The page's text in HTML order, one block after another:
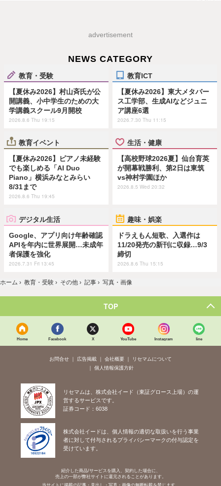
advertisement
NEWS CATEGORY
教育・受験
【夏休み2026】村山斉氏が公
開講義、小中学生のための大
学講義スクール9月開校
2026.8.6 Thu 19:15
教育ICT
【夏休み2026】東大メタバー
ス工学部、生成AIなどジュニ
ア講座6選
2026.7.30 Thu 11:15
教育イベント
【夏休み2026】ピアノ未経験
でも楽しめる「AI Duo
Piano」横浜みなとみらい
8/31まで
2026.8.6 Thu 19:45
生活・健康
【高校野球2026夏】仙台育英
が開幕戦勝利、第2日は東筑
vs神村学園ほか
2026.8.5 Wed 20:32
デジタル生活
Google、アプリ向け年齢確認
APIを年内に世界展開…未成年
者保護を強化
2026.7.31 Fri 13:45
趣味・娯楽
ドラえもん短歌、入選作は
11/20発売の新刊に収録…9/3
締切
2026.8.6 Thu 15:15
ホーム › 教育・受験 › その他 › 記事 › 写真・画像
TOP
Home Facebook X YouTube Instagram line
お問合せ 広告掲載 会社概要
リセマムについて
個人情報保護方針
リセマムは、株式会社イード（東証グロース上場）の運
営するサービスです。
証券コード：6038
株式会社イードは、個人情報の適切な取扱いを行う事業
者に対して付与されるプライバシーマークの付与認定を
受けています。
紹介した商品/サービスを購入、契約した場合に、
売上の一部が弊社サイトに還元されることがあります。
当サイトに掲載の記事・見出し・写真・画像の無断転載を禁じます。